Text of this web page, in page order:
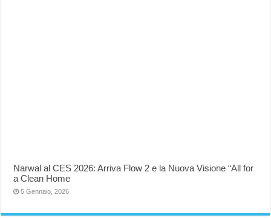
Narwal al CES 2026: Arriva Flow 2 e la Nuova Visione “All for
a Clean Home
5 Gennaio, 2026